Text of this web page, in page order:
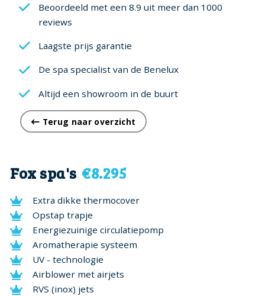
Beoordeeld met een 8.9 uit meer dan 1000
reviews
Laagste prijs garantie
De spa specialist van de Benelux
Altijd een showroom in de buurt
Terug naar overzicht
Fox spa's €8.295
Extra dikke thermocover
Opstap trapje
Energiezuinige circulatiepomp
Aromatherapie systeem
UV - technologie
Airblower met airjets
RVS (inox) jets